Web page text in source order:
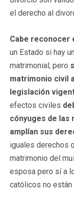
el derecho al
Cabe
un Estado si hay
matrimonial; pero
matrimonio civil
legislación
efectos civiles
cónyuges de las
amplían sus
iguales derechos
matrimonio del
esposa pero sí a
católicos no están